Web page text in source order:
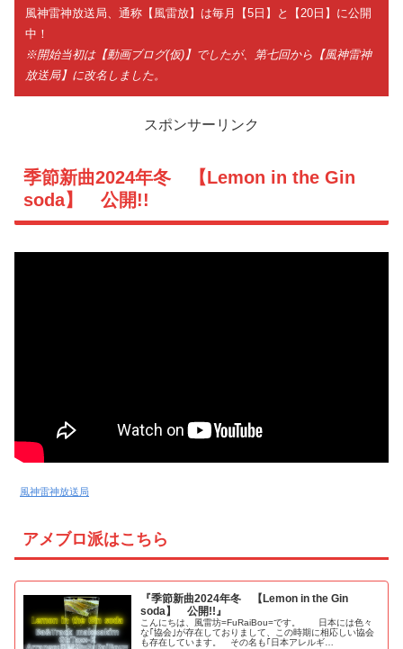
風神雷神放送局、通称【風雷放】は毎月【5日】と【20日】に公開
中！
※開始当初は【動画ブログ(仮)】でしたが、第七回から【風神雷神
放送局】に改名しました。
スポンサーリンク
季節新曲2024年冬 【Lemon in the Gin
soda】 公開!!
風神雷神放送局
アメブロ派はこちら
『季節新曲2024年冬 【Lemon in the Gin
soda】 公開!!』
こんにちは、風雷坊=FuRaiBou=です。 日本には色々
な｢協会｣が存在しておりまして、この時期に相応しい協会
も存在しています。 その名も｢日本アレルギ…